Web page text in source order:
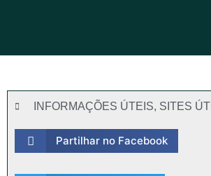
INFORMAÇÕES ÚTEIS, SITES
Partilhar no Facebook